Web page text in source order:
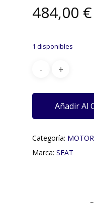
484,00 €
1 disponibles
Añadir Al
Categoría:
Marca: SEAT